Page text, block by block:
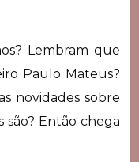
Lembram que
Paulo Mateus?
novidades sobre
são? Então chega